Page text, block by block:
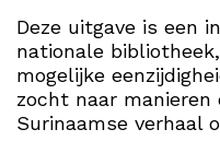
Deze uitgave is een
nationale
mogelijke
zocht naar
Surinaamse verhaal